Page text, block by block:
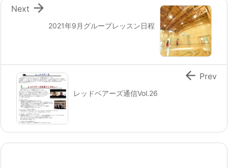
2021年9月グループレッスン日程

Next
レッドベアーズ通信Vol.26
 Prev